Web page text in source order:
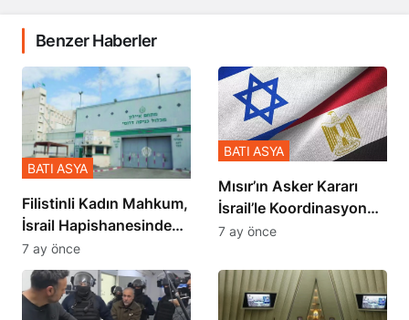
Benzer Haberler
Filistinli Kadın Mahkum,
İsrail Hapishanesindeki
Zulmü Anlattı
BATI ASYA
7 ay önce
Mısır’ın Asker Kararı
İsrail’le Koordinasyon
İçinde Gerçekleşmiş
BATI ASYA
7 ay önce